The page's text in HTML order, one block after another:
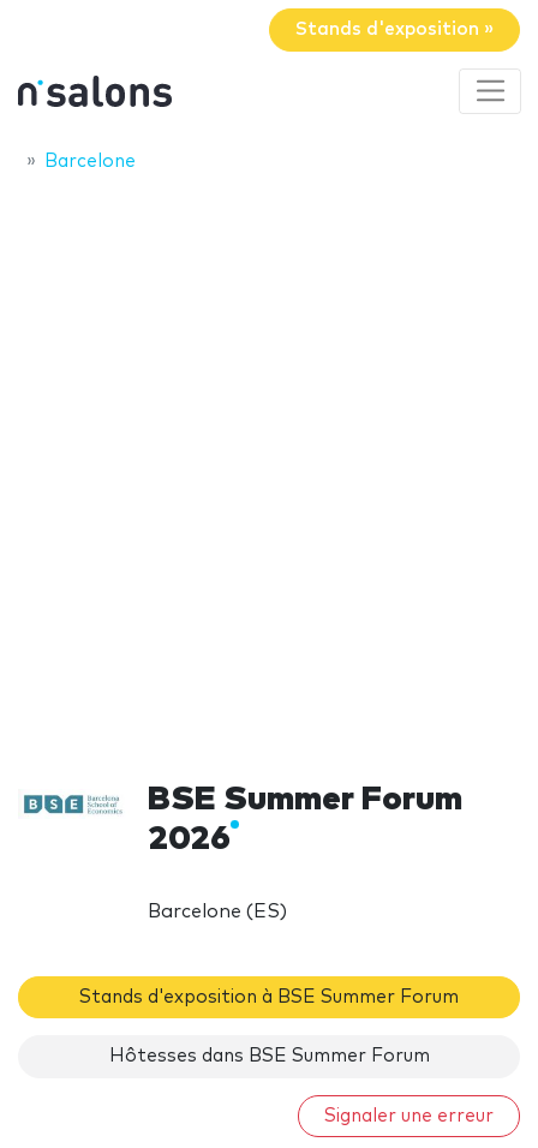
Stands d'exposition »
Barcelone
BSE Summer Forum
2026
Barcelone (ES)
Stands d'exposition à BSE Summer Forum
Hôtesses dans BSE Summer Forum
Signaler une erreur